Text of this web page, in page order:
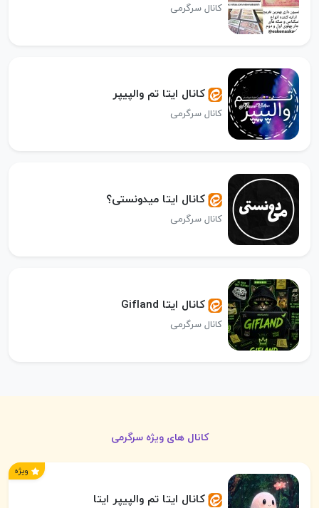
کانال سرگرمی
کانال ایتا تم والپیپر
کانال سرگرمی
کانال ایتا میدونستی؟
کانال سرگرمی
کانال ایتا Gifland
کانال سرگرمی
کانال های ویژه سرگرمی
ویژه
کانال ایتا تم‌ والپیپر ایتا